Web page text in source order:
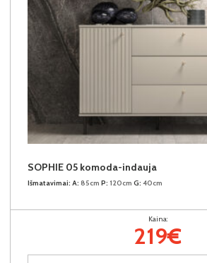
SOPHIE 05 komoda-indauja
Išmatavimai: A: 85cm P: 120cm G: 40cm
Kaina:
219€